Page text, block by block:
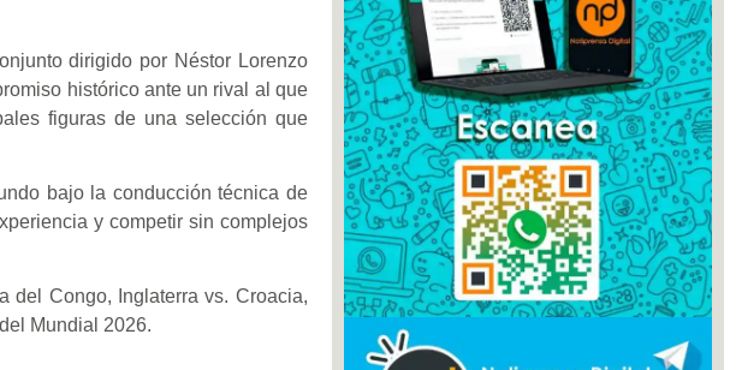
dirigido por Néstor Lorenzo
histórico ante un rival al que
figuras de una selección que
bajo la conducción técnica de
y competir sin complejos
del Congo, Inglaterra vs. Croacia,
Mundial 2026.